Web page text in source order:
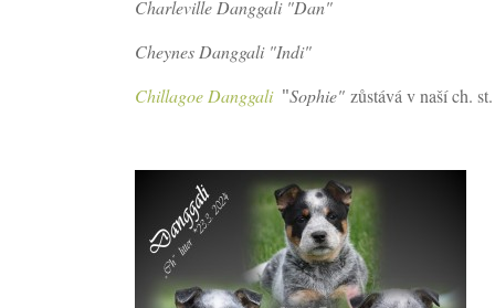
Charleville Danggali "Dan"
Cheynes Danggali "Indi"
Chillagoe Danggali "Sophie" zůstává v naší ch. st.